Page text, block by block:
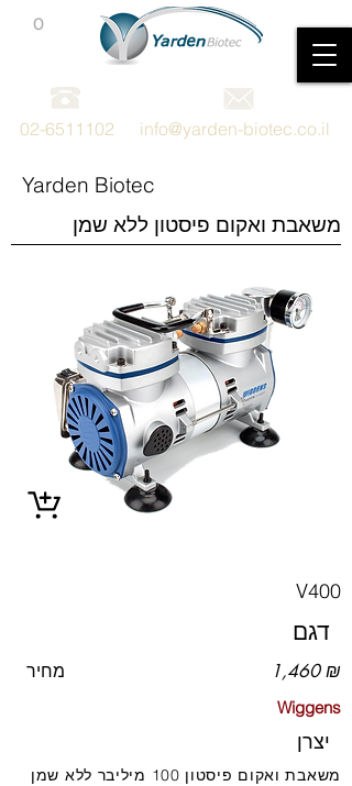
02-6511102 info@yarden-biotec.co.il
0
Yarden Biotec
משאבת ואקום פיסטון ללא שמן
V400
דגם
מחיר 1,460 ₪
Wiggens
יצרן
משאבת ואקום פיסטון 100 מיליבר ללא שמן